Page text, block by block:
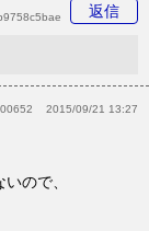
返信
2015/09/21 13:27
ので、